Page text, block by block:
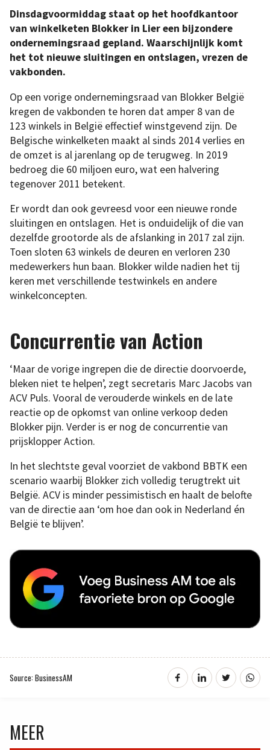
Dinsdagvoormiddag staat op het hoofdkantoor
van winkelketen Blokker in Lier een bijzondere
ondernemingsraad gepland. Waarschijnlijk komt
het tot nieuwe sluitingen en ontslagen, vrezen de
vakbonden.
Op een vorige ondernemingsraad van Blokker België
kregen de vakbonden te horen dat amper 8 van de
123 winkels in België effectief winstgevend zijn. De
Belgische winkelketen maakt al sinds 2014 verlies en
de omzet is al jarenlang op de terugweg. In 2019
bedroeg die 60 miljoen euro, wat een halvering
tegenover 2011 betekent.
Er wordt dan ook gevreesd voor een nieuwe ronde
sluitingen en ontslagen. Het is onduidelijk of die van
dezelfde grootorde als de afslanking in 2017 zal zijn.
Toen sloten 63 winkels de deuren en verloren 230
medewerkers hun baan. Blokker wilde nadien het tij
keren met verschillende testwinkels en andere
winkelconcepten.
Concurrentie van Action
‘Maar de vorige ingrepen die de directie doorvoerde,
bleken niet te helpen’, zegt secretaris Marc Jacobs van
ACV Puls. Vooral de verouderde winkels en de late
reactie op de opkomst van online verkoop deden
Blokker pijn. Verder is er nog de concurrentie van
prijsklopper Action.
In het slechtste geval voorziet de vakbond BBTK een
scenario waarbij Blokker zich volledig terugtrekt uit
België. ACV is minder pessimistisch en haalt de belofte
van de directie aan ‘om hoe dan ook in Nederland én
België te blijven’.
Source: BusinessAM
MEER